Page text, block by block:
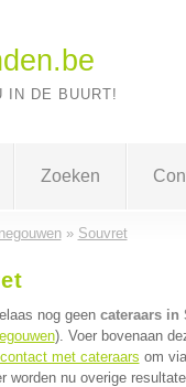
IN DE BUURT!
Zoeken
» Souvret
nog geen cateraars in
). Voer bovenaan
met cateraars om
worden nu overige